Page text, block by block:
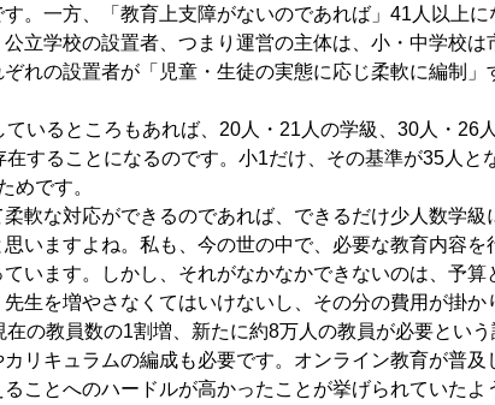
。一方、「教育上支障がないのであれば」41人以上に
立学校の設置者、つまり運営の主体は、小・中学校は
れの設置者が「児童・生徒の実態に応じ柔軟に編制」
いるところもあれば、20人・21人の学級、30人・26
することになるのです。小1だけ、その基準が35人と
めです。
軟な対応ができるのであれば、できるだけ少人数学級
いますよね。私も、今の世の中で、必要な教育内容を
います。しかし、それがなかなかできないのは、予算
生を増やさなくてはいけないし、その分の費用が掛か
の教員数の1割増、新たに約8万人の教員が必要という
リキュラムの編成も必要です。オンライン教育が普及
ことへのハードルが高かったことが挙げられていたよ